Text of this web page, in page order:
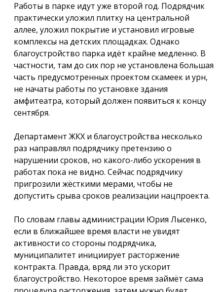
Работы в парке идут уже второй год. Подрядчик
практически уложил плитку на центральной
аллее, уложил покрытие и установил игровые
комплексы на детских площадках. Однако
благоустройство парка идёт крайне медленно. В
частности, там до сих пор не установлена большая
часть предусмотренных проектом скамеек и урн,
не начаты работы по установке здания
амфитеатра, который должен появиться к концу
сентября.
Департамент ЖКХ и благоустройства несколько
раз направлял подрядчику претензию о
нарушении сроков, но какого-либо ускорения в
работах пока не видно. Сейчас подрядчику
пригрозили жёсткими мерами, чтобы не
допустить срыва сроков реализации нацпроекта.
По словам главы администрации Юрия Лысенко,
если в ближайшее время власти не увидят
активности со стороны подрядчика,
муниципалитет инициирует расторжение
контракта. Правда, вряд ли это ускорит
благоустройство. Некоторое время займёт сама